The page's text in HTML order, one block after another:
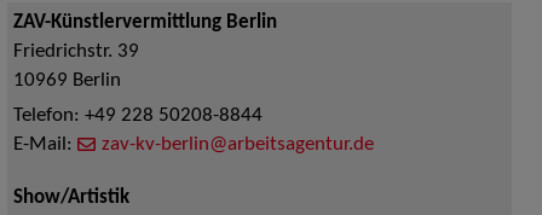
ZAV-Künstlervermittlung Berlin
Friedrichstr. 39
10969 Berlin
Telefon: +49 228 50208-8844
E-Mail:
zav-kv-berlin@arbeitsagentur.de
Show/Artistik